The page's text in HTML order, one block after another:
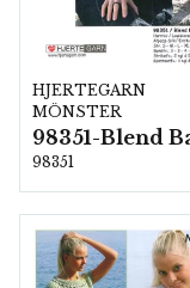
HJERTEGARN
MÖNSTER
98351